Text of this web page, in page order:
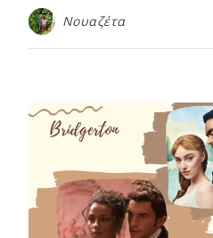
Νουαζέτα